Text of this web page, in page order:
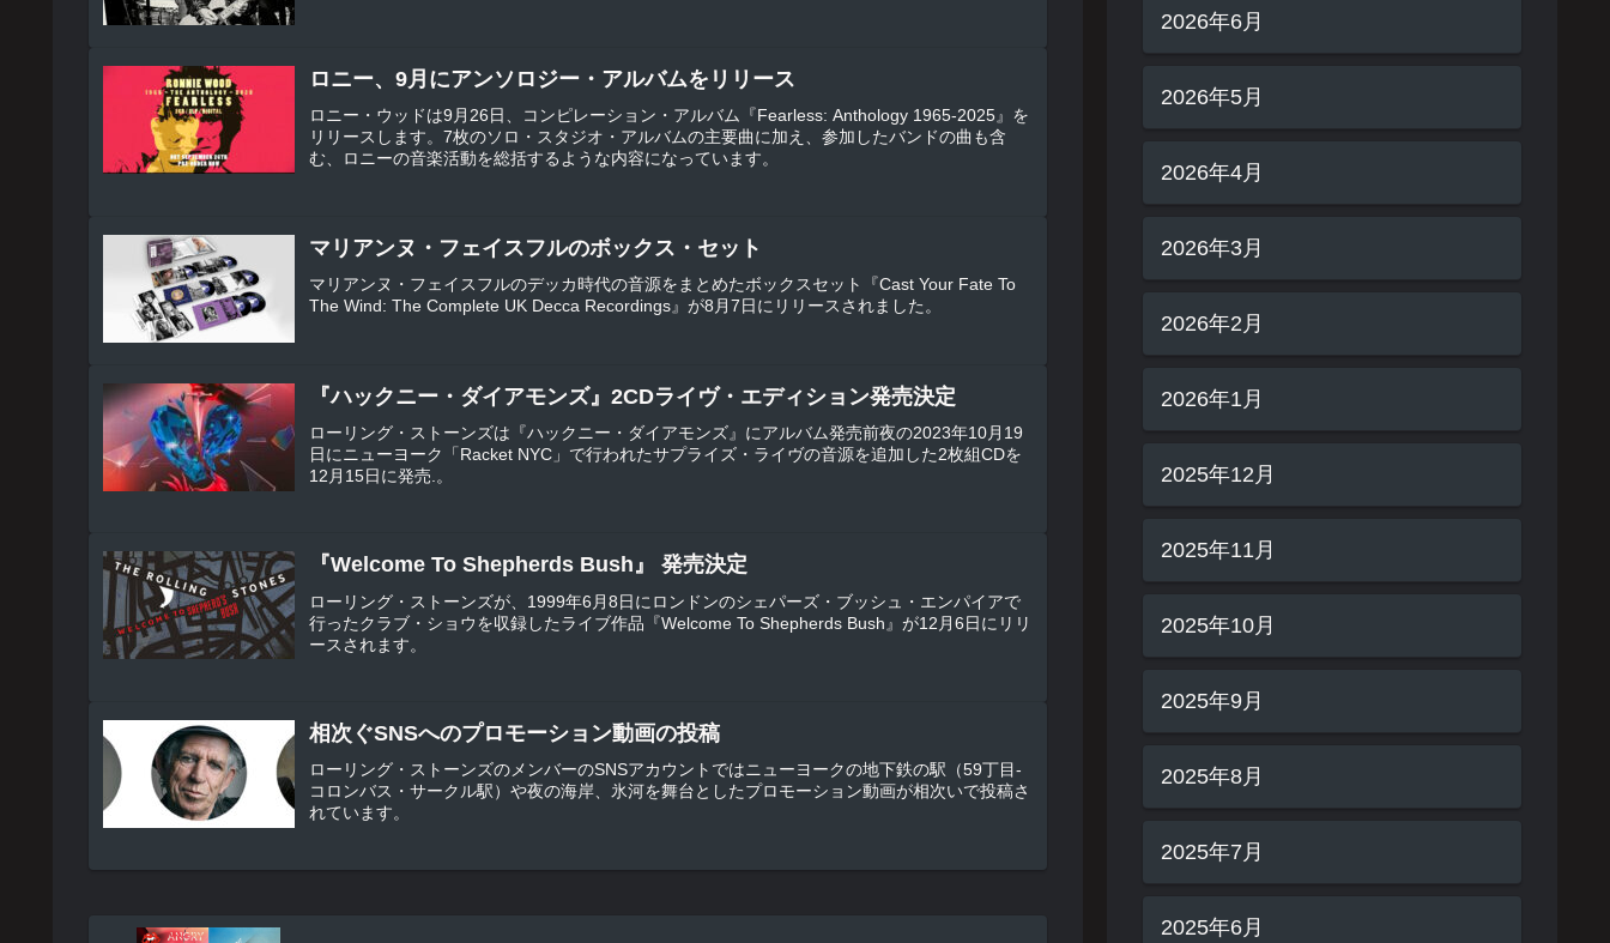
ロニー、9月にアンソロジー・アルバムをリリース
ロニー・ウッドは9月26日、コンピレーション・アルバム『Fearless: Anthology 1965-2025』を
リリースします。7枚のソロ・スタジオ・アルバムの主要曲に加え、参加したバンドの曲も含
む、ロニーの音楽活動を総括するような内容になっています。
マリアンヌ・フェイスフルのボックス・セット
マリアンヌ・フェイスフルのデッカ時代の音源をまとめたボックスセット『Cast Your Fate To
The Wind: The Complete UK Decca Recordings』が8月7日にリリースされました。
『ハックニー・ダイアモンズ』2CDライヴ・エディション発売決定
ローリング・ストーンズは『ハックニー・ダイアモンズ』にアルバム発売前夜の2023年10月19
日にニューヨーク「Racket NYC」で行われたサプライズ・ライヴの音源を追加した2枚組CDを
12月15日に発売.。
『Welcome To Shepherds Bush』 発売決定
ローリング・ストーンズが、1999年6月8日にロンドンのシェパーズ・ブッシュ・エンパイアで
行ったクラブ・ショウを収録したライブ作品『Welcome To Shepherds Bush』が12月6日にリリ
ースされます。
相次ぐSNSへのプロモーション動画の投稿
ローリング・ストーンズのメンバーのSNSアカウントではニューヨークの地下鉄の駅（59丁目-
コロンバス・サークル駅）や夜の海岸、氷河を舞台としたプロモーション動画が相次いで投稿さ
れています。
2026年6月
2026年5月
2026年4月
2026年3月
2026年2月
2026年1月
2025年12月
2025年11月
2025年10月
2025年9月
2025年8月
2025年7月
2025年6月